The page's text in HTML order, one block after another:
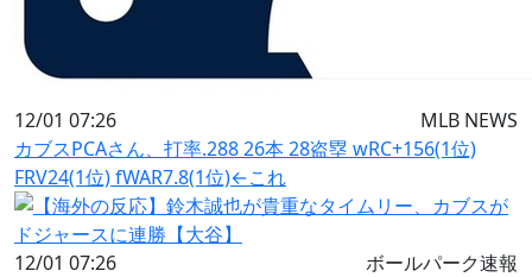
12/01 07:26
MLB NEWS
カブスPCAさん、打率.288 26本 28盗塁 wRC+156(1位)
FRV24(1位) fWAR7.8(1位)←これ
12/01 07:26
ボールパーク速報